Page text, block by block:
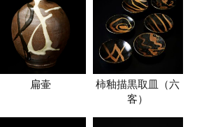
扁壷
柿釉描黒取皿（六
客）